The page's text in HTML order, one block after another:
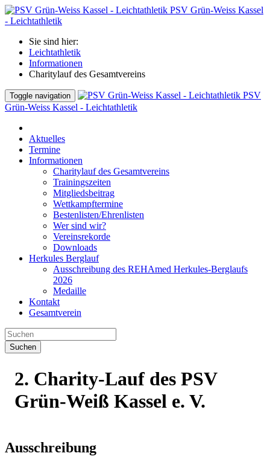
PSV Grün-Weiss Kassel
- Leichtathletik
Sie sind hier:
Leichtathletik
Informationen
Charitylauf des Gesamtvereins
Toggle navigation
PSV
Grün-Weiss Kassel - Leichtathletik
Aktuelles
Termine
Informationen
Charitylauf des Gesamtvereins
Trainingszeiten
Mitgliedsbeitrag
Wettkampftermine
Bestenlisten/Ehrenlisten
Wer sind wir?
Vereinsrekorde
Downloads
Herkules Berglauf
Ausschreibung des REHAmed Herkules-Berglaufs
2026
Medaille
Kontakt
Gesamtverein
Suchen
2. Charity-Lauf des PSV
Grün-Weiß Kassel e. V.
Ausschreibung